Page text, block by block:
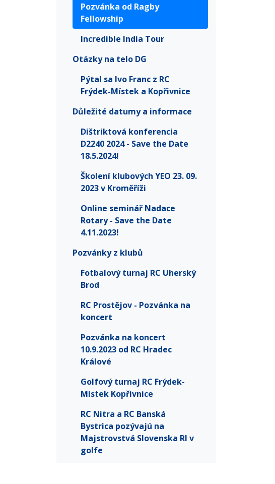
Pozvánka od Ragby
Fellowship
Incredible India Tour
Otázky na telo DG
Pýtal sa Ivo Franc z RC
Frýdek-Místek a Kopřivnice
Důležité datumy a informace
Dištriktová konferencia
D2240 2024 - Save the Date
18.5.2024!
Školení klubových YEO 23. 09.
2023 v Kroměříži
Online seminář Nadace
Rotary - Save the Date
4.11.2023!
Pozvánky z klubů
Fotbalový turnaj RC Uherský
Brod
RC Prostějov - Pozvánka na
koncert
Pozvánka na koncert
10.9.2023 od RC Hradec
Králové
Golfový turnaj RC Frýdek-
Místek Kopřivnice
RC Nitra a RC Banská
Bystrica pozývajú na
Majstrovstvá Slovenska RI v
golfe